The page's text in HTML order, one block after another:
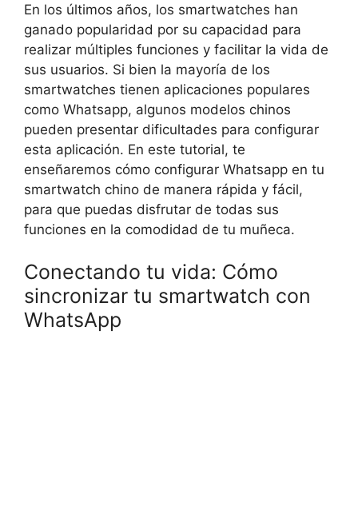
En los últimos años, los smartwatches han
ganado popularidad por su capacidad para
realizar múltiples funciones y facilitar la vida de
sus usuarios. Si bien la mayoría de los
smartwatches tienen aplicaciones populares
como Whatsapp, algunos modelos chinos
pueden presentar dificultades para configurar
esta aplicación. En este tutorial, te
enseñaremos cómo configurar Whatsapp en tu
smartwatch chino de manera rápida y fácil,
para que puedas disfrutar de todas sus
funciones en la comodidad de tu muñeca.
Conectando tu vida: Cómo
sincronizar tu smartwatch con
WhatsApp